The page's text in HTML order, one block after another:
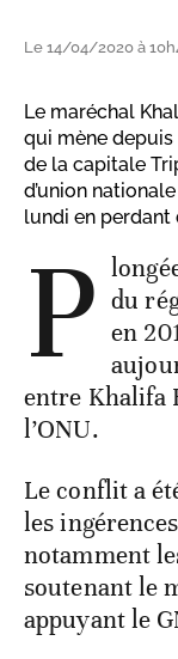
Le 14/04/2020 à
Le maréchal
qui mène depuis
de la capitale
d’union
lundi en
P du
en
entre Khalifa
l’ONU.
Le conflit a
les
notamment
soutenant le
appuyant le